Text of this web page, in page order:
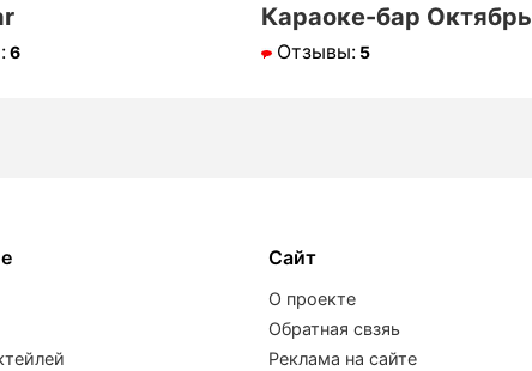
6
Караоке-бар Октябрь
Отзывы:5
Сайт
О проекте
Обратная свзяь
Реклама на сайте